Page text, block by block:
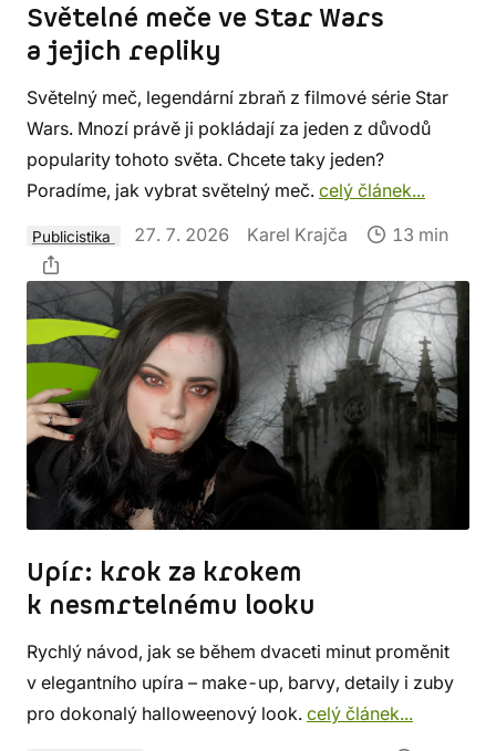
Světelné meče ve Star Wars
a jejich repliky
Světelný meč, legendární zbraň z filmové série Star
Wars. Mnozí právě ji pokládají za jeden z důvodů
popularity tohoto světa. Chcete taky jeden?
Poradíme, jak vybrat světelný meč. celý článek...
Publicistika 27. 7. 2026 Karel Krajča 13 min
Upír: krok za krokem
k nesmrtelnému looku
Rychlý návod, jak se během dvaceti minut proměnit
v elegantního upíra – make-up, barvy, detaily i zuby
pro dokonalý halloweenový look. celý článek...